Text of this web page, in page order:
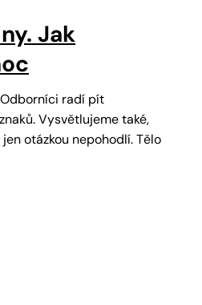
Jak
radí pít
Vysvětlujeme také,
otázkou nepohodlí. Tělo